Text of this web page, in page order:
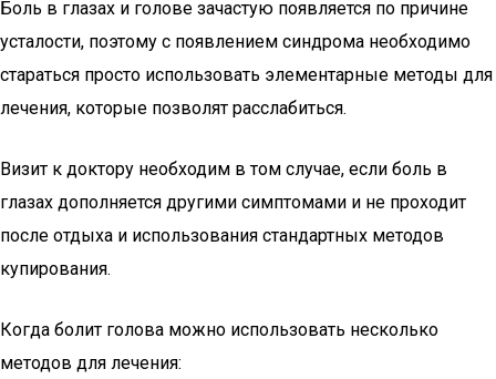
Боль в глазах и голове зачастую появляется по причине
усталости, поэтому с появлением синдрома необходимо
стараться просто использовать элементарные методы для
лечения, которые позволят расслабиться.
Визит к доктору необходим в том случае, если боль в
глазах дополняется другими симптомами и не проходит
после отдыха и использования стандартных методов
купирования.
Когда болит голова можно использовать несколько
методов для лечения: